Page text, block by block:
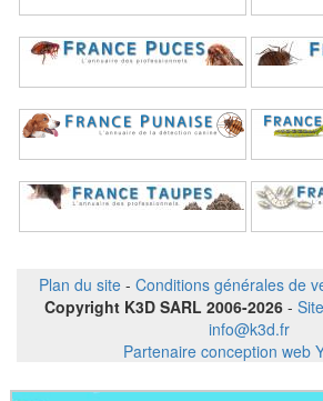
Plan du site - Conditions générales de
Copyright K3D SARL 2006-2026 -
info@k3d.fr
Partenaire conception web